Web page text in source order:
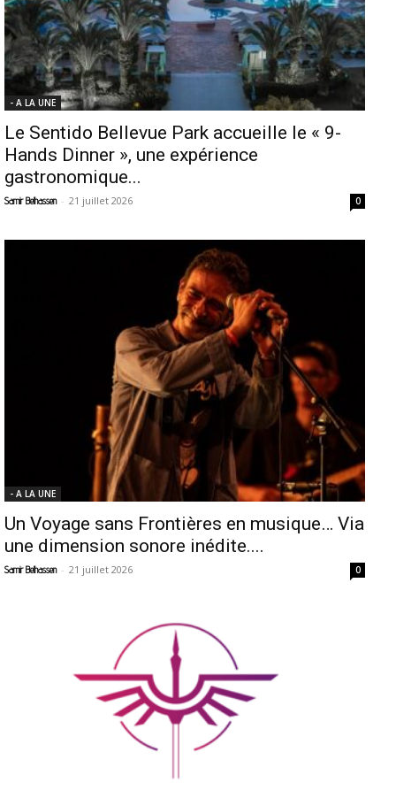
- A LA UNE
Le Sentido Bellevue Park accueille le « 9-
Hands Dinner », une expérience
gastronomique...
Samir Belhassen - 21 juillet 2026 0
- A LA UNE
Un Voyage sans Frontières en musique… Via
une dimension sonore inédite....
Samir Belhassen - 21 juillet 2026 0